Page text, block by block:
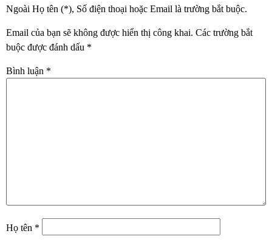
Ngoài Họ tên (*), Số điện thoại hoặc Email là trường bắt buộc.
Email của bạn sẽ không được hiển thị công khai. Các trường bắt
buộc được đánh dấu *
Bình luận *
Họ tên *